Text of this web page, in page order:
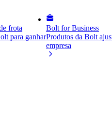
frota
para ganhar
Bolt for Business
Produtos da Bolt
empresa